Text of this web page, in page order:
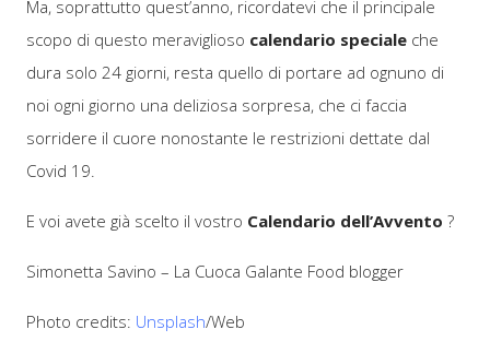
Ma, soprattutto quest’anno, ricordatevi che il principale
scopo di questo meraviglioso calendario speciale che
dura solo 24 giorni, resta quello di portare ad ognuno di
noi ogni giorno una deliziosa sorpresa, che ci faccia
sorridere il cuore nonostante le restrizioni dettate dal
Covid 19.
E voi avete già scelto il vostro Calendario dell’Avvento ?
Simonetta Savino – La Cuoca Galante Food blogger
Photo credits: Unsplash/Web